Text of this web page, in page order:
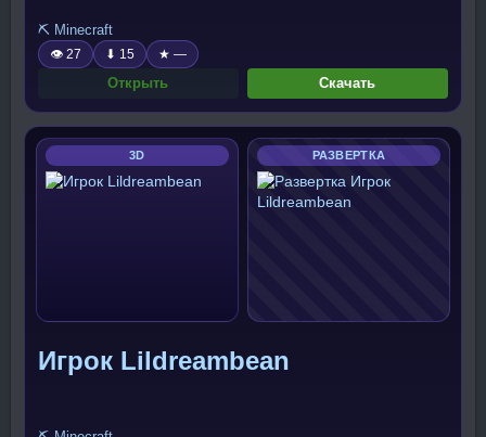
⛏️ Minecraft
👁 27 ⬇ 15 ★ —
Открыть Скачать
3D РАЗВЕРТКА
Игрок Lildreambean